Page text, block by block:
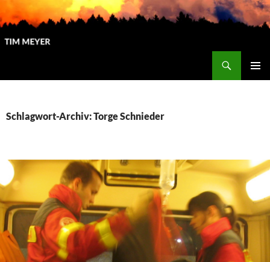
Zum
Inhalt
springen
Schlagwort-Archiv: Torge Schnieder